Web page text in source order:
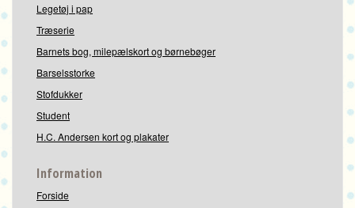
Legetøj i pap
Træserie
Barnets bog, milepælskort og børnebøger
Barselsstorke
Stofdukker
Student
H.C. Andersen kort og plakater
Information
Forside